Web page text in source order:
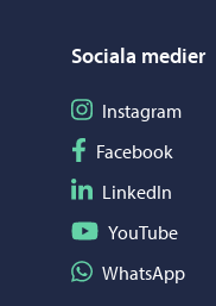
Sociala medier
Följ på Instagram
Instagram
Följ på Facebook
Facebook
Följ på LinkedIn
LinkedIn
Följ på YouTube
YouTube
Dela på WhatsApp
WhatsApp